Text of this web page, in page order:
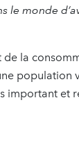
le monde
la
population
important et